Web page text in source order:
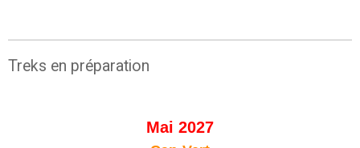
Treks en préparation
Mai 2027